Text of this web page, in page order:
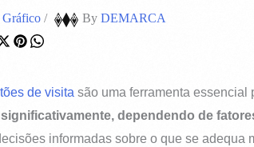
Gráfico/ By DEMARCA
de visita são uma ferramenta essencial
dependendo de
informadas sobre o que se adequa